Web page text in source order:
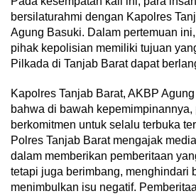
bersilaturahmi dengan Kapolres
Agung Basuki. Dalam pertemuan
pihak kepolisian memiliki tujuan
Pilkada di Tanjab Barat dapat
Kapolres Tanjab Barat, AKBP
bahwa di bawah
berkomitmen untuk selalu terbuka
Polres Tanjab Barat mengajak
dalam memberikan pemberitaan
tetapi juga berimbang, menghindari
menimbulkan isu negatif.